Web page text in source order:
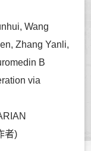
Wang
Zhang Yanli,
B
via
者)